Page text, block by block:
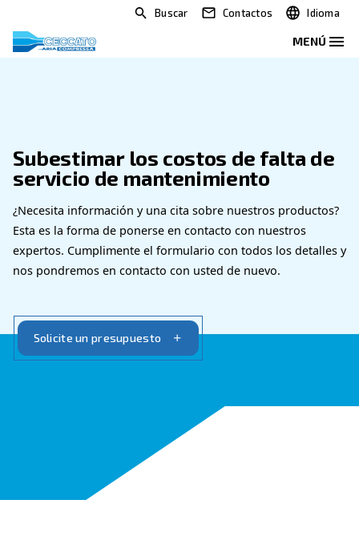
Buscar Contactos
Subestimar los costos de
servicio de mantenimiento
¿Necesita información y una cita sobre nuestros
expertos. Cumplimente el formulario con todos
nos pondremos en contacto con usted de nuevo.
Solicite un presupuesto